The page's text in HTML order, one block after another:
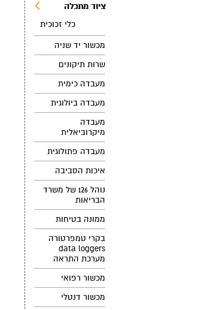
ציוד מתכלה
כלי זכוכית
מכשור יד שניה
שרות תיקונים
מעבדה כימית
מעבדה ביולוגית
מעבדה
מיקרוביאלית
מעבדה פתולוגית
איכות הסביבה
נוהל 126 של משרד
הבריאות
ממונה בטיחות
בקרי טמפרטורה
data loggers
מערכת התראה
מכשור רפואי
מכשור דנטלי